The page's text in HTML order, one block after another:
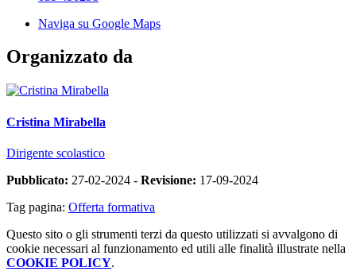
Naviga su Google Maps
Organizzato da
Cristina Mirabella
Dirigente scolastico
Pubblicato: 27-02-2024 - Revisione: 17-09-2024
Tag pagina: Offerta formativa
Questo sito o gli strumenti terzi da questo utilizzati si avvalgono di
cookie necessari al funzionamento ed utili alle finalità illustrate nella
COOKIE POLICY.